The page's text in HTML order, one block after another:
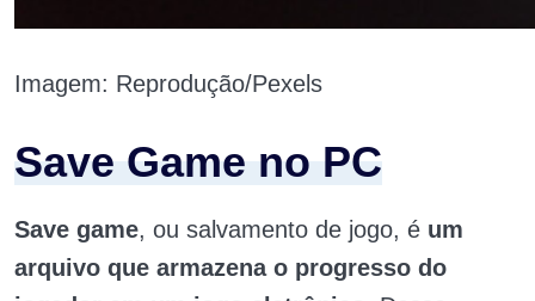
Imagem: Reprodução/Pexels
Save Game no PC
Save game, ou salvamento de jogo, é um
arquivo que armazena o progresso do